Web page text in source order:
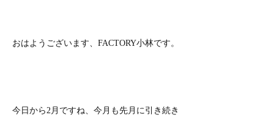
おはようございます、FACTORY小林です。
今日から2月ですね、今月も先月に引き続き